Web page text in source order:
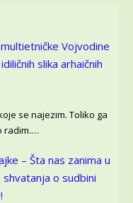
Vojvodine
slika arhaičnih
se najezim. Toliko ga
radim.…
– Šta nas zanima u
o sudbini